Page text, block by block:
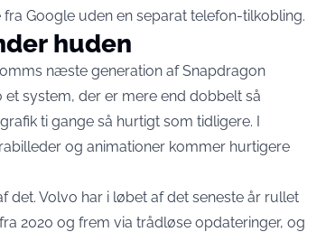
Google uden en separat telefon-tilkobling.
huden
næste generation af Snapdragon
system, der er mere end dobbelt så
ti gange så hurtigt som tidligere. I
og animationer kommer hurtigere
det. Volvo har i løbet af det seneste år rullet
2020 og frem via trådløse opdateringer, og